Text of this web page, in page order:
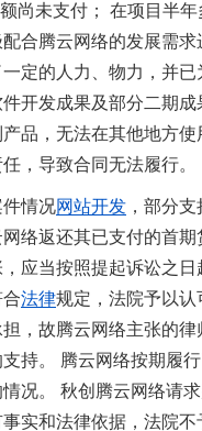
尚未支付； 在项目半年
合腾云网络的发展需求
定的人力、物力，并已
开发成果及部分二期成
品，无法在其他地方使
，导致合同无法履行。
件情况网站开发 ，部分
络返还其已支付的首期
应当按照提起诉讼之
法律规定，法院予以认
，故腾云网络主张的律
持。 腾云网络按期履行
况。 秋创腾云网络请
实和法律依据，法院不